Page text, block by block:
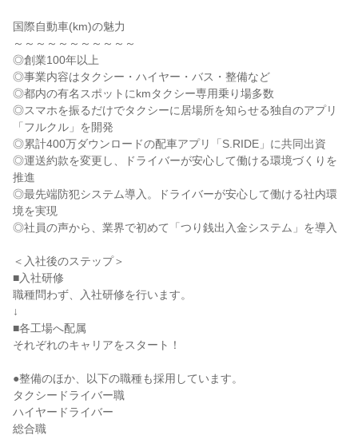
国際自動車(km)の魅力
～～～～～～～～～～～
◎創業100年以上
◎事業内容はタクシー・ハイヤー・バス・整備など
◎都内の有名スポットにkmタクシー専用乗り場多数
◎スマホを振るだけでタクシーに居場所を知らせる独自のアプリ
「フルクル」を開発
◎累計400万ダウンロードの配車アプリ「S.RIDE」に共同出資
◎運送約款を変更し、ドライバーが安心して働ける環境づくりを
推進
◎最先端防犯システム導入。ドライバーが安心して働ける社内環
境を実現
◎社員の声から、業界で初めて「つり銭出入金システム」を導入
＜入社後のステップ＞
■入社研修
職種問わず、入社研修を行います。
↓
■各工場へ配属
それぞれのキャリアをスタート！
●整備のほか、以下の職種も採用しています。
タクシードライバー職
ハイヤードライバー
総合職